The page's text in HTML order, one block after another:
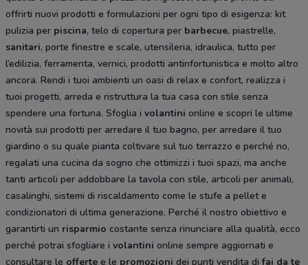
offrirti nuovi prodotti e formulazioni per ogni tipo di esigenza: kit
pulizia per piscina, telo di copertura per barbecue, piastrelle,
sanitari, porte finestre e scale, utensileria, idraulica, tutto per
l’edilizia, ferramenta, vernici, prodotti antinfortunistica e molto altro
ancora. Rendi i tuoi ambienti un oasi di relax e confort, realizza i
tuoi progetti, arreda e ristruttura la tua casa con stile senza
spendere una fortuna. Sfoglia i volantini online e scopri le ultime
novità sui prodotti per arredare il tuo bagno, per arredare il tuo
giardino o su quale pianta coltivare sul tuo terrazzo e perché no,
regalati una cucina da sogno che ottimizzi i tuoi spazi, ma anche
tanti articoli per addobbare la tavola con stile, articoli per animali,
casalinghi, sistemi di riscaldamento come le stufe a pellet e
condizionatori di ultima generazione. Perché il nostro obiettivo e
garantirti un risparmio costante senza rinunciare alla qualità, ecco
perché potrai sfogliare i volantini online sempre aggiornati e
consultare le offerte e le promozioni dei punti vendita difai da te